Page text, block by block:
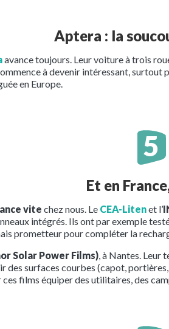
Aptera : la
avance toujours. Leur voiture à trois
à devenir intéressant, surtout
en Europe.
Et en
vite chez nous. Le CEA-Litenet l’
intégrés. Ils ont par exemple
prometteur pour compléter la
Solar Power Films) , à Nantes. Leur
des surfaces courbes (capot,
films équiper des utilitaires, des